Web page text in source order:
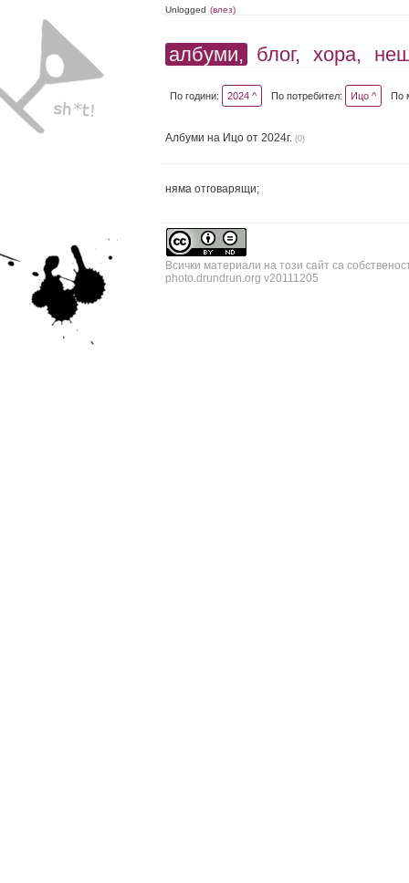
Unlogged (влез)
албуми, блог, хора,
По години: 2024 ^ По потребител: Ицо ^ По
Албуми на Ицо от 2024г. (0)
няма отговарящи;
Всички материали на този сайт са
photo.drundrun.org v20111205